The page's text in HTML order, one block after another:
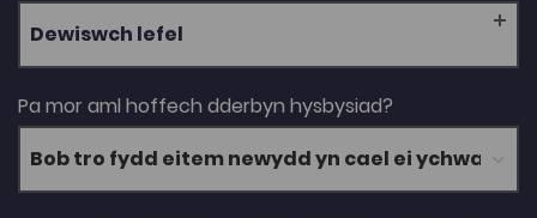
Dewiswch lefel
Pa mor aml hoffech dderbyn hysbysiad?